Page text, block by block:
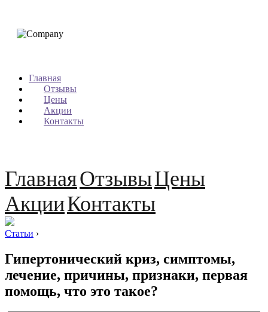
Главная
Отзывы
Цены
Акции
Контакты
ГлавнаяОтзывыЦены
АкцииКонтакты
Статьи ›
Гипертонический криз, симптомы,
лечение, причины, признаки, первая
помощь, что это такое?